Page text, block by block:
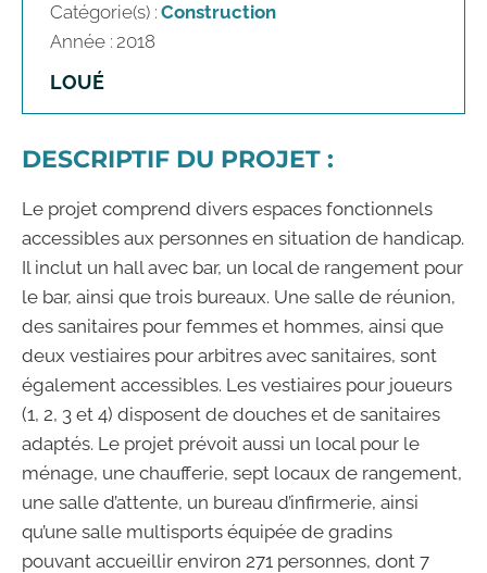
Catégorie(s) : Construction
Année : 2018
LOUÉ
DESCRIPTIF DU PROJET :
Le projet comprend divers espaces fonctionnels
accessibles aux personnes en situation de handicap.
Il inclut un hall avec bar, un local de rangement pour
le bar, ainsi que trois bureaux. Une salle de réunion,
des sanitaires pour femmes et hommes, ainsi que
deux vestiaires pour arbitres avec sanitaires, sont
également accessibles. Les vestiaires pour joueurs
(1, 2, 3 et 4) disposent de douches et de sanitaires
adaptés. Le projet prévoit aussi un local pour le
ménage, une chaufferie, sept locaux de rangement,
une salle d’attente, un bureau d’infirmerie, ainsi
qu’une salle multisports équipée de gradins
pouvant accueillir environ 271 personnes, dont 7